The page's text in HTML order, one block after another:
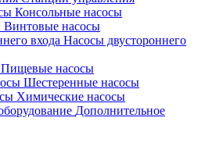
Консольные насосы
Винтовые насосы
Насосы двустороннего
Пищевые насосы
Шестеренные насосы
Химические насосы
Дополнительное